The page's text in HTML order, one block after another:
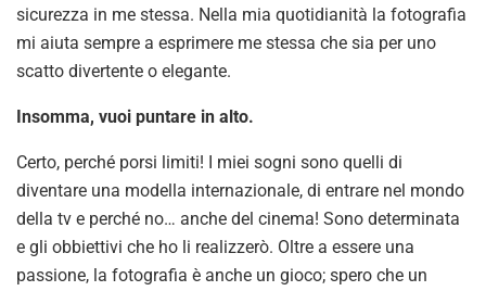
sicurezza in me stessa. Nella mia quotidianità la fotografia
mi aiuta sempre a esprimere me stessa che sia per uno
scatto divertente o elegante.
Insomma, vuoi puntare in alto.
Certo, perché porsi limiti! I miei sogni sono quelli di
diventare una modella internazionale, di entrare nel mondo
della tv e perché no… anche del cinema! Sono determinata
e gli obbiettivi che ho li realizzerò. Oltre a essere una
passione, la fotografia è anche un gioco; spero che un